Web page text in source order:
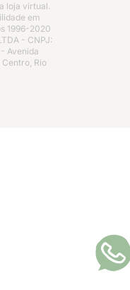
loja virtual.
em
1996-2020
- CNPJ:
Avenida
Rio